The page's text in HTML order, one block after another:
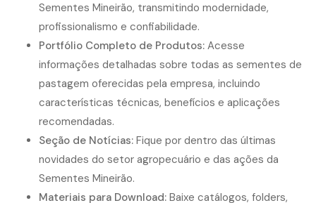
Sementes Mineirão, transmitindo modernidade,
profissionalismo e confiabilidade.
Portfólio Completo de Produtos: Acesse
informações detalhadas sobre todas as sementes de
pastagem oferecidas pela empresa, incluindo
características técnicas, benefícios e aplicações
recomendadas.
Seção de Notícias: Fique por dentro das últimas
novidades do setor agropecuário e das ações da
Sementes Mineirão.
Materiais para Download: Baixe catálogos, folders,